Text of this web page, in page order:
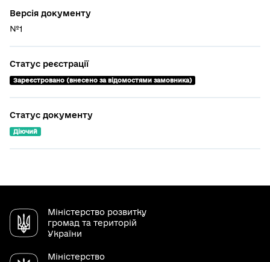
Версія документу
№1
Статус реєстрації
Зареєстровано (внесено за відомостями замовника)
Статус документу
Діючий
Міністерство розвитку
громад та територій
України
Міністерство